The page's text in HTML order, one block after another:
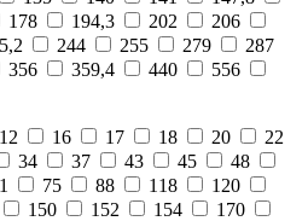
178 194,3 202
206
244 255 279
287
356 359,4 440
556
12 16 17 18 20
22
34 37 43 45
48
75 88 118
120
150 152 154
170